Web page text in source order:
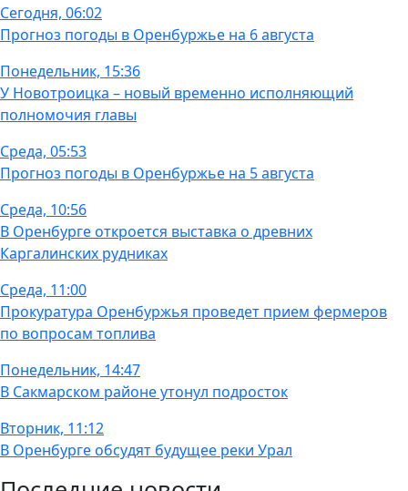
Сегодня, 06:02
Прогноз погоды в Оренбуржье на 6 августа
Понедельник, 15:36
У Новотроицка – новый временно исполняющий
полномочия главы
Среда, 05:53
Прогноз погоды в Оренбуржье на 5 августа
Среда, 10:56
В Оренбурге откроется выставка о древних
Каргалинских рудниках
Среда, 11:00
Прокуратура Оренбуржья проведет прием фермеров
по вопросам топлива
Понедельник, 14:47
В Сакмарском районе утонул подросток
Вторник, 11:12
В Оренбурге обсудят будущее реки Урал